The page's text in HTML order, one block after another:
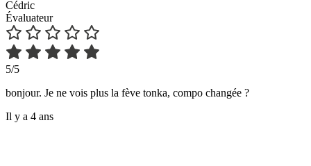
Cédric
Évaluateur
5/5
bonjour. Je ne vois plus la fève tonka, compo changée ?
Il y a 4 ans